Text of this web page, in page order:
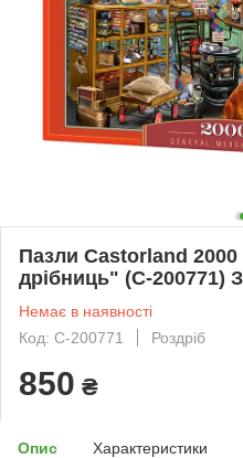
Пазли Castorland
дрібниць" (C-200771)
Немає в наявності
Код: C-200771
Роздріб
850 ₴
Опис Характеристики